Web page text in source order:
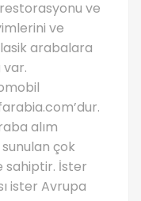
ve
ve
arabalara
alım
sunulan çok
sahiptir. İster
ister Avrupa